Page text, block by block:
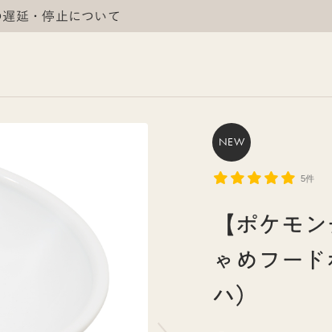
延・停止について
NEW
5件
【ポケモ
ゃめフー
ハ）